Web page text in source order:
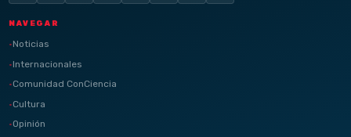
NAVEGAR
Noticias
Internacionales
Comunidad ConCiencia
Cultura
Opinión